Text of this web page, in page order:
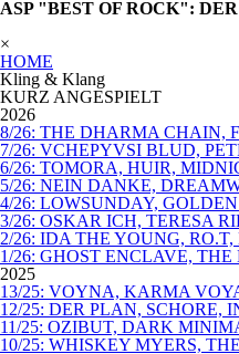
ASP "BEST OF ROCK":
×
HOME
Kling & Klang
KURZ ANGESPIELT
2026
8/26: THE DHARMA CHAIN,
7/26: VCHEPYVSI BLUD,
6/26: TOMORA, HUIR,
5/26: NEIN DANKE,
4/26: LOWSUNDAY,
3/26: OSKAR ICH, TERESA
2/26: IDA THE YOUNG,
1/26: GHOST ENCLAVE,
2025
13/25: VOYNA, KARMA
12/25: DER PLAN, SCHORE,
11/25: OZIBUT, DARK
10/25: WHISKEY MYERS,